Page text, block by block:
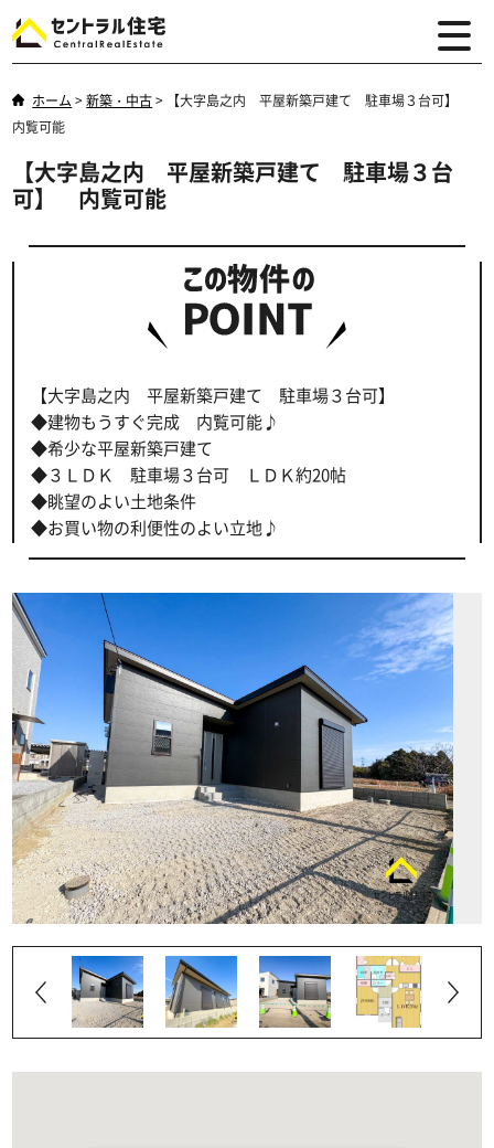
ホーム >新築・中古>
【大字島之内 平屋新築戸建て 駐車場３台可】
内覧可能
【大字島之内 平屋新築戸建て 駐車場３台
可】 内覧可能
【大字島之内 平屋新築戸建て 駐車場３台可】
◆建物もうすぐ完成 内覧可能♪
◆希少な平屋新築戸建て
◆３ＬＤＫ 駐車場３台可 ＬＤＫ約20帖
◆眺望のよい土地条件
◆お買い物の利便性のよい立地♪